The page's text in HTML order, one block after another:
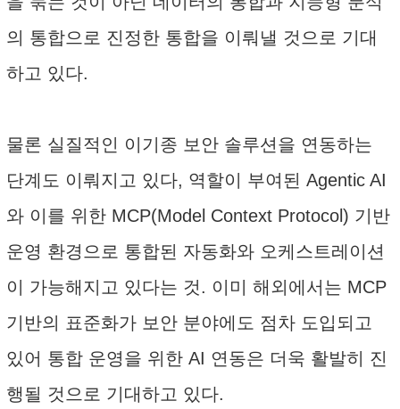
의 통합으로 진정한 통합을 이뤄낼 것으로 기대
하고 있다.
물론 실질적인 이기종 보안 솔루션을 연동하는
단계도 이뤄지고 있다, 역할이 부여된 Agentic AI
와 이를 위한 MCP(Model Context Protocol) 기반
운영 환경으로 통합된 자동화와 오케스트레이션
이 가능해지고 있다는 것. 이미 해외에서는 MCP
기반의 표준화가 보안 분야에도 점차 도입되고
있어 통합 운영을 위한 AI 연동은 더욱 활발히 진
행될 것으로 기대하고 있다.